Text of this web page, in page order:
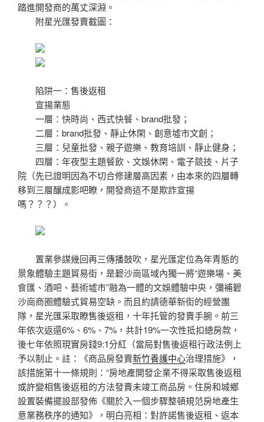
踏進開發商的萬丈深淵。
附星光匯發賣截圖：
陷阱一：售後返租
宣揚業態
一層：快時尚、西式快餐、brand批發；
二層：brand批發、靜止休閑、創意墟市文創；
三層：兒童批發、親子遊樂、教育培訓、靜止健身；
四層：年夜型主題餐飲、文娛休閑、電子競技、片子
院（先已證明因為不切合修建層高因素，由本來的四層轉
移到三層釀成影吧瞭，開發商這不是欺詐宣揚
嗎？？？）。
置業參謀幾回再三傳播鼓吹，星光匯定位為年青態的
景象體驗主題貿易街，是碧沙崗區域內獨一將“遊樂場、美
食匯、酒吧、藝術墟市”融為一體的文娛體驗中央，彌補碧
沙崗商圈體驗式貿易空缺。而且約請德華新街的經營團
隊，星光匯采取瞭售後返租，十年托管的發賣手腕。前三
年依次返還6%、6%、7%，共計19%一次性抵扣總房款，
後七年依照現實房錢9:1分紅（當局對售後返租行政法例上
予以制止。註：《商品房發賣新竹養護中心治理措施》，
該措施第十一條規則：“房地產開發企業不得采取售後返租
或許變相售後返租的方法發賣未竣工商品房。住房和城鄉
設置裝備擺設部發佈《關於入一個步驟整頓規范房地產生
意業務秩序的通知》，明白亮相：對許諾售後返租、返本